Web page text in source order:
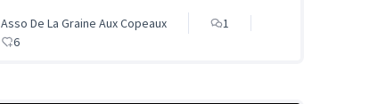
Asso De La Graine Aux Copeaux
1
6